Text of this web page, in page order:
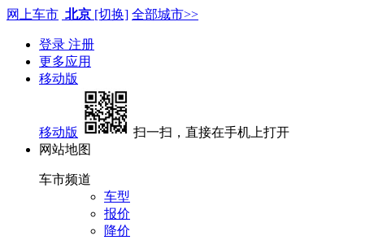
网上车市 北京 [切换] 全部城市>>
登录 注册
更多应用
移动版
移动版
扫一扫，直接在手机上打开
网站地图
车市频道
车型
报价
降价